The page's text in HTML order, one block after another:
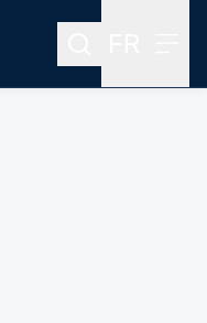
Rechercher